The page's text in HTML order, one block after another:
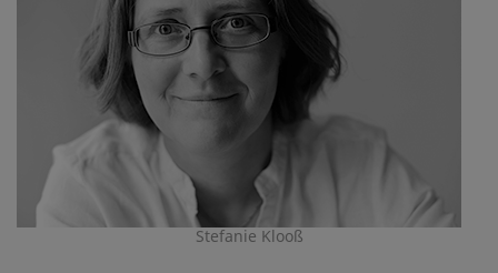
Stefanie Klooß